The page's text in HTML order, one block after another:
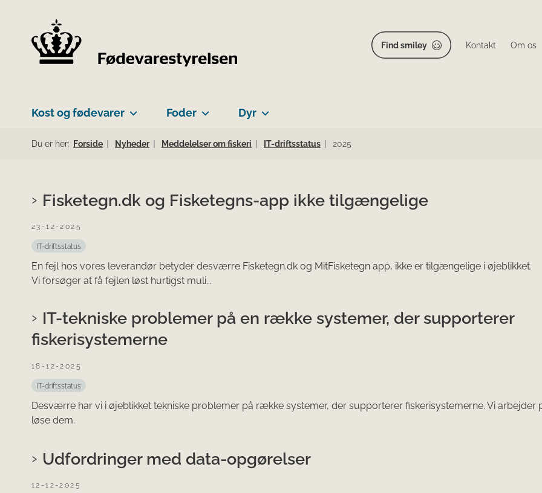
Find smiley Kontakt Om os
Kost og fødevarer Foder Dyr
Du er her: Forside Nyheder Meddelelser om fiskeri IT-driftsstatus 2025
Fisketegn.dk og Fisketegns-app ikke tilgængelige
23-12-2025
IT-driftsstatus
En fejl hos vores leverandør betyder desværre Fisketegn.dk og MitFisketegn app, ikke er tilgængelige i øjeblikket.
Vi forsøger at få fejlen løst hurtigst muli...
IT-tekniske problemer på en række systemer, der supporterer
fiskerisystemerne
18-12-2025
IT-driftsstatus
Desværre har vi i øjeblikket tekniske problemer på række systemer, der supporterer fiskerisystemerne. Vi arbejder
løse dem.
Udfordringer med data-opgørelser
12-12-2025